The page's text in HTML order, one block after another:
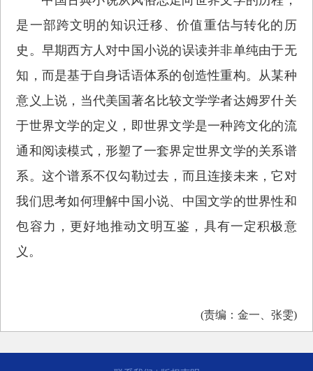
是一部跨文明的知识迁移、价值重估与转化的历
史。早期西方人对中国小说的误读并非单纯由于无
知，而是基于自身话语体系的创造性重构。从某种
意义上说，当代美国著名比较文学学者达姆罗什关
于世界文学的定义，即世界文学是一种跨文化的流
通和阅读模式，形塑了一套界定世界文学的关系谱
系。这个谱系不仅勾勒过去，而且连接未来，它对
我们思考如何理解中国小说、中国文学的世界性和
包容力，更好地推动文明互鉴，具有一定积极意
义。
(责编：金一、张雯)